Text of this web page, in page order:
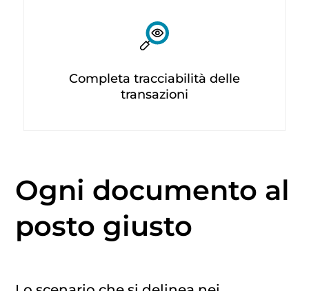
Completa tracciabilità delle
transazioni
Ogni documento al
posto giusto